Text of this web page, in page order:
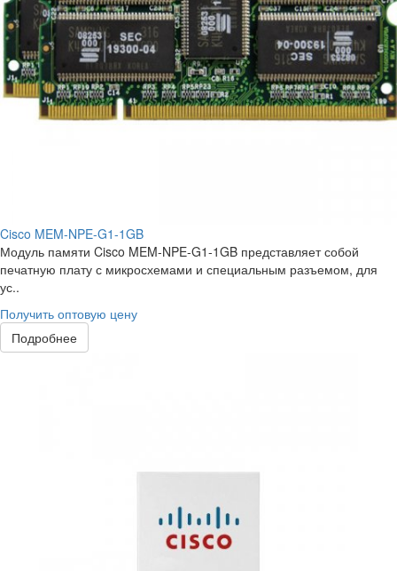
Cisco MEM-NPE-G1-1GB
Модуль памяти Cisco MEM-NPE-G1-1GB представляет собой
печатную плату с микросхемами и специальным разъемом, для
ус..
Получить оптовую цену
Подробнее